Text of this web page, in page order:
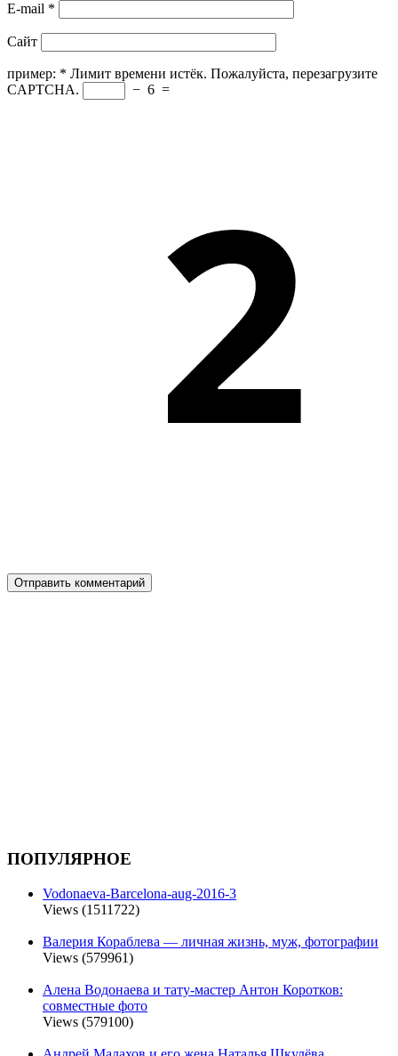
E-mail *
Сайт
пример: * Лимит времени истёк. Пожалуйста, перезагрузите
CAPTCHA.
− 6 =
ПОПУЛЯРНОЕ
Vodonaeva-Barcelona-aug-2016-3
Views (1511722)
Валерия Кораблева — личная жизнь, муж, фотографии
Views (579961)
Алена Водонаева и тату-мастер Антон Коротков:
совместные фото
Views (579100)